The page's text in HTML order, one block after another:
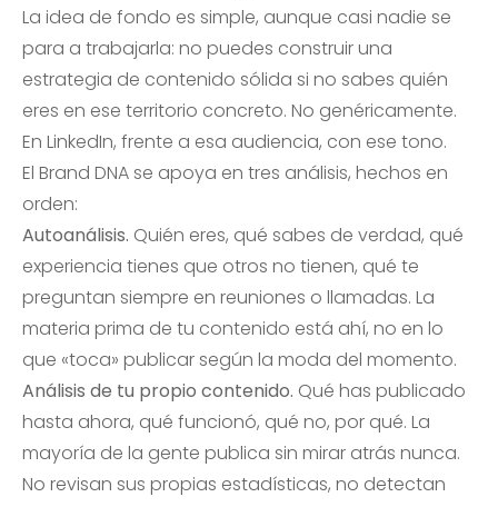
La idea de fondo es simple, aunque casi nadie se
para a trabajarla: no puedes construir una
estrategia de contenido sólida si no sabes quién
eres en ese territorio concreto. No genéricamente.
En LinkedIn, frente a esa audiencia, con ese tono.
El Brand DNA se apoya en tres análisis, hechos en
orden:
Autoanálisis. Quién eres, qué sabes de verdad, qué
experiencia tienes que otros no tienen, qué te
preguntan siempre en reuniones o llamadas. La
materia prima de tu contenido está ahí, no en lo
que «toca» publicar según la moda del momento.
Análisis de tu propio contenido. Qué has publicado
hasta ahora, qué funcionó, qué no, por qué. La
mayoría de la gente publica sin mirar atrás nunca.
No revisan sus propias estadísticas, no detectan